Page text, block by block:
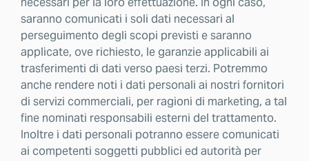
saranno comunicati i soli dati necessari al
perseguimento degli scopi previsti e saranno
applicate, ove richiesto, le garanzie applicabili ai
trasferimenti di dati verso paesi terzi. Potremmo
anche rendere noti i dati personali ai nostri fornitori
di servizi commerciali, per ragioni di marketing, a tal
fine nominati responsabili esterni del trattamento.
Inoltre i dati personali potranno essere comunicati
ai competenti soggetti pubblici ed autorità per